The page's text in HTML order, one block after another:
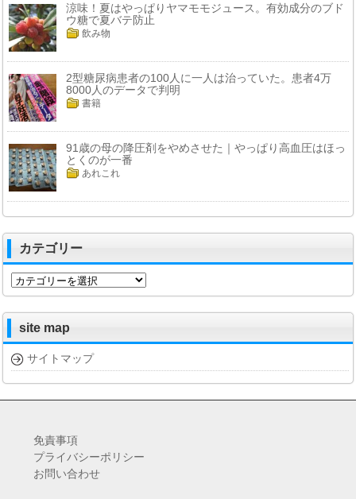
涼味！夏はやっぱりヤマモモジュース。有効成分のブド
ウ糖で夏バテ防止
飲み物
2型糖尿病患者の100人に一人は治っていた。患者4万
8000人のデータで判明
書籍
91歳の母の降圧剤をやめさせた｜やっぱり高血圧はほっ
とくのが一番
あれこれ
カテゴリー
カ
リ
ー
site map
サイトマップ
免責事項
プライバシーポリシー
お問い合わせ